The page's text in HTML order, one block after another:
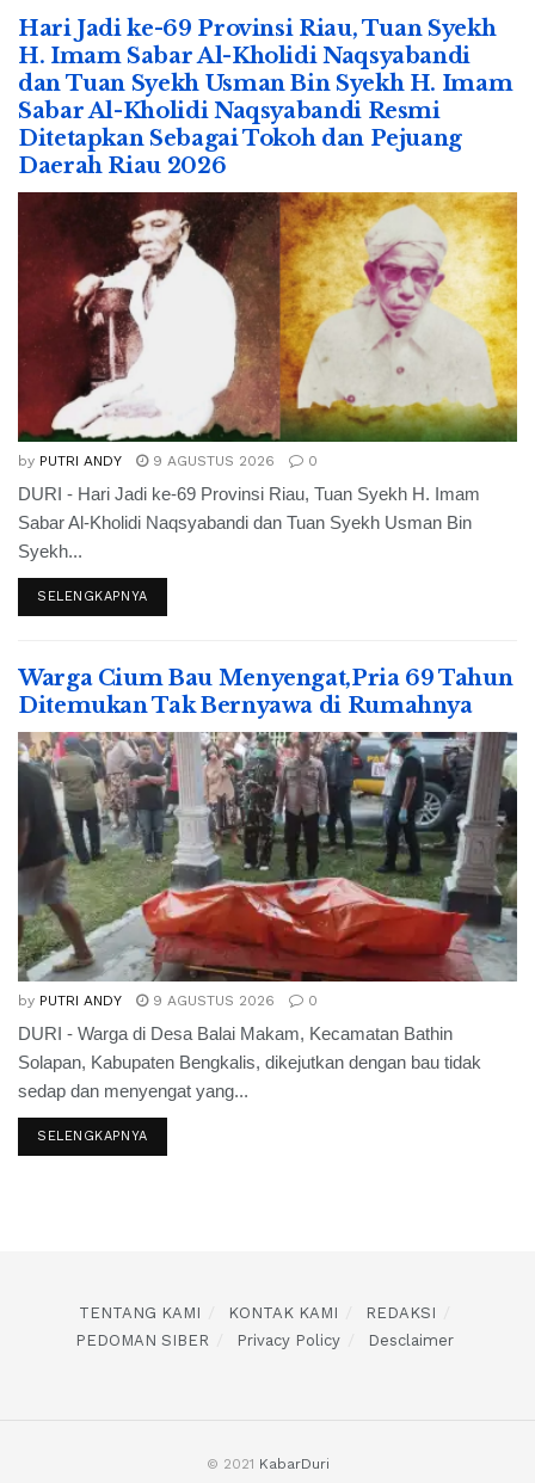
Hari Jadi ke-69 Provinsi Riau, Tuan Syekh
H. Imam Sabar Al-Kholidi Naqsyabandi
dan Tuan Syekh Usman Bin Syekh H. Imam
Sabar Al-Kholidi Naqsyabandi Resmi
Ditetapkan Sebagai Tokoh dan Pejuang
Daerah Riau 2026
by PUTRI ANDY 9 AGUSTUS 2026 0
DURI - Hari Jadi ke-69 Provinsi Riau, Tuan Syekh H. Imam
Sabar Al-Kholidi Naqsyabandi dan Tuan Syekh Usman Bin
Syekh...
SELENGKAPNYA
Warga Cium Bau Menyengat,Pria 69 Tahun
Ditemukan Tak Bernyawa di Rumahnya
by PUTRI ANDY 9 AGUSTUS 2026 0
DURI - Warga di Desa Balai Makam, Kecamatan Bathin
Solapan, Kabupaten Bengkalis, dikejutkan dengan bau tidak
sedap dan menyengat yang...
SELENGKAPNYA
TENTANG KAMI KONTAK KAMI
REDAKSI
PEDOMAN SIBER
Privacy Policy Desclaimer
© 2021 KabarDuri